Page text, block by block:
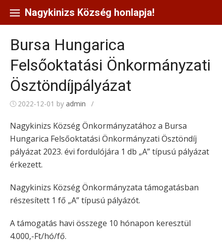
content
Nagykinizs Község honlapja!
Bursa Hungarica
Felsőoktatási Önkormányzati
Ösztöndíjpályázat
2022-12-01 by admin /
Nagykinizs Község Önkormányzatához a Bursa
Hungarica Felsőoktatási Önkormányzati Ösztöndíj
pályázat 2023. évi fordulójára 1 db „A” típusú pályázat
érkezett.
Nagykinizs Község Önkormányzata támogatásban
részesített 1 fő „A” típusú pályázót.
A támogatás havi összege 10 hónapon keresztül
4.000,-Ft/hó/fő.